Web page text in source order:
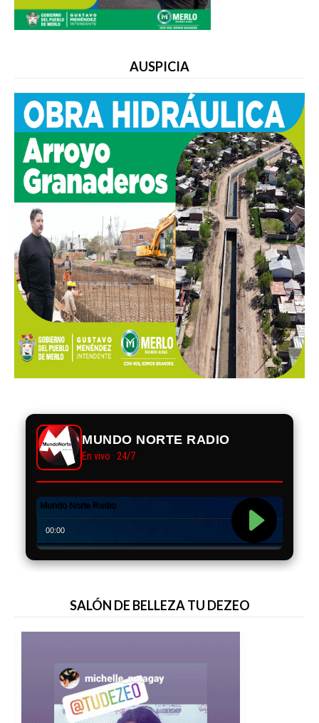
AUSPICIA
MUNDO NORTE RADIO
En vivo · 24/7
SALÓN DE BELLEZA TU DEZEO